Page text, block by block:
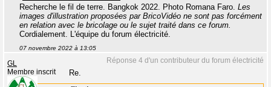
Recherche le fil de terre. Bangkok 2022. Photo Romana Faro. Les
images d'illustration proposées par BricoVidéo ne sont pas forcément
en relation avec le bricolage ou le sujet traité dans ce forum.
Cordialement. L'équipe du forum électricité.
07 novembre 2022 à 13:05
Réponse 4 d'un contributeur du forum électricité
GL
Membre inscrit
Re.